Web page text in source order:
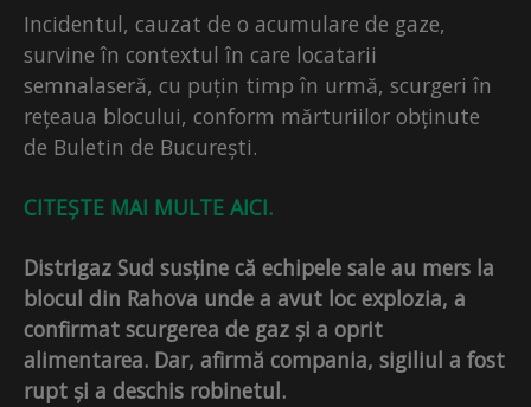
Incidentul, cauzat de o acumulare de gaze,
survine în contextul în care locatarii
semnalaseră, cu puțin timp în urmă, scurgeri în
rețeaua blocului, conform mărturiilor obținute
de Buletin de București.
CITEȘTE MAI MULTE AICI.
Distrigaz Sud susține că echipele sale au mers la
blocul din Rahova unde a avut loc explozia, a
confirmat scurgerea de gaz și a oprit
alimentarea. Dar, afirmă compania, sigiliul a fost
rupt și a deschis robinetul.